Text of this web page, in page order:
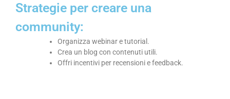
Strategie per creare una
community:
Organizza webinar e tutorial.
Crea un blog con contenuti utili.
Offri incentivi per recensioni e feedback.